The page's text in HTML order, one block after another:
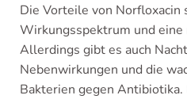
Die Vorteile von Norfloxacin
Wirkungsspektrum und
Allerdings gibt es auch
Nebenwirkungen und die
Bakterien gegen Antibiotika.